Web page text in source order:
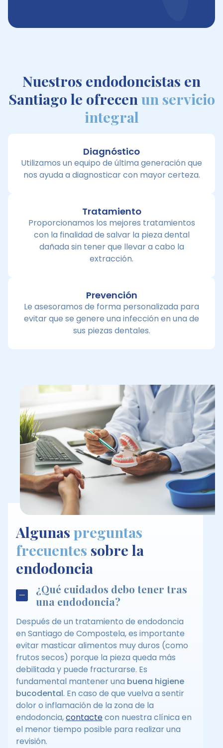
Nuestros endodoncistas en
Santiago le ofrecen un servicio
integral
Diagnóstico
Utilizamos un equipo de última generación que
nos ayuda a diagnosticar con mayor certeza.
Tratamiento
Proporcionamos los mejores tratamientos
con la finalidad de salvar la pieza dental
dañada sin tener que llevar a cabo la
extracción.
Prevención
Le asesoramos de forma personalizada para
evitar que se genere una infección en una de
sus piezas dentales.
Algunas preguntas
frecuentes sobre la
endodoncia
¿Qué cuidados debo tener tras
una endodoncia?
Después de un tratamiento de endodoncia
en Santiago de Compostela, es importante
evitar masticar alimentos muy duros (como
frutos secos) porque la pieza queda más
debilitada y puede fracturarse. Es
fundamental mantener una buena higiene
bucodental. En caso de que vuelva a sentir
dolor o inflamación de la zona de la
endodoncia,contactecon nuestra clínica en
el menor tiempo posible para realizar una
revisión.